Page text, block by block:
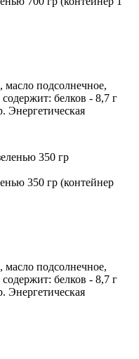
подсолнечное,
белков - 8,7 г
Энергетическая
350 гр (контейнер
подсолнечное,
белков - 8,7 г
Энергетическая